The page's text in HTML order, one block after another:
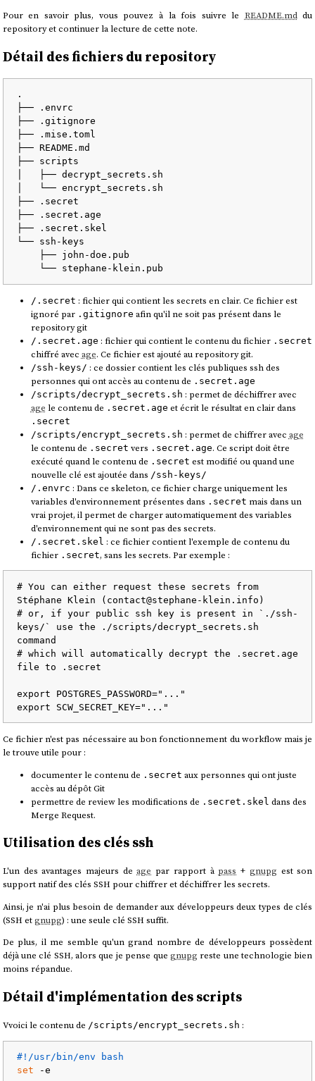
Pour en savoir plus, vous pouvez à la fois suivre le README.mddu
repository et continuer la lecture de cette note.
Détail des fichiers du repository
.
├── .envrc
├── .gitignore
├── .mise.toml
├── README.md
├── scripts
│   ├── decrypt_secrets.sh
│   └── encrypt_secrets.sh
├── .secret
├── .secret.age
├── .secret.skel
└── ssh-keys
/.secret : fichier qui contient les secrets en clair. Ce fichier est
ignoré par .gitignore afin qu'il ne soit pas présent dans le
repository git
/.secret.age : fichier qui contient le contenu du fichier .secret
chiffré avec age. Ce fichier est ajouté au repository git.
/ssh-keys/ : ce dossier contient les clés publiques ssh des
personnes qui ont accès au contenu de .secret.age
/scripts/decrypt_secrets.sh : permet de déchiffrer avec
age le contenu de .secret.age et écrit le résultat en clair dans
.secret
/scripts/encrypt_secrets.sh : permet de chiffrer avec age
le contenu de .secret vers .secret.age. Ce script doit être
exécuté quand le contenu de .secret est modifié ou quand une
nouvelle clé est ajoutée dans /ssh-keys/
/.envrc : Dans ce skeleton, ce fichier charge uniquement les
variables d'environnement présentes dans .secret mais dans un
vrai projet, il permet de charger automatiquement des variables
d'environnement qui ne sont pas des secrets.
/.secret.skel : ce fichier contient l'exemple de contenu du
fichier .secret, sans les secrets. Par exemple :
# You can either request these secrets from
Stéphane Klein (contact@stephane-klein.info)
# or, if your public ssh key is present in `./ssh-
keys/` use the ./scripts/decrypt_secrets.sh
command
# which will automatically decrypt the .secret.age
file to .secret
export POSTGRES_PASSWORD="..."
Ce fichier n'est pas nécessaire au bon fonctionnement du workflow mais je
le trouve utile pour :
documenter le contenu de .secret aux personnes qui ont juste
accès au dépôt Git
permettre de review les modifications de .secret.skel dans des
Merge Request.
Utilisation des clés ssh
L'un des avantages majeurs deage par rapport à pass + gnupg est son
support natif des clés SSH pour chiffrer et déchiffrer les secrets.
Ainsi, je n'ai plus besoin de demander aux développeurs deux types de clés
(SSH et gnupg) : une seule clé SSH suffit.
De plus, il me semble qu'un grand nombre de développeurs possèdent
déjà une clé SSH, alors que je pense que gnupg reste une technologie bien
moins répandue.
Détail d'implémentation des scripts
Vvoici le contenu de /scripts/encrypt_secrets.sh :
#!/usr/bin/env bash
set -e